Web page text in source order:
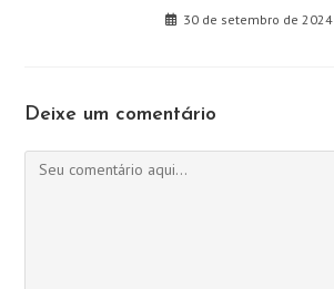
30 de setembro de 2024
Deixe um comentário
Comentário